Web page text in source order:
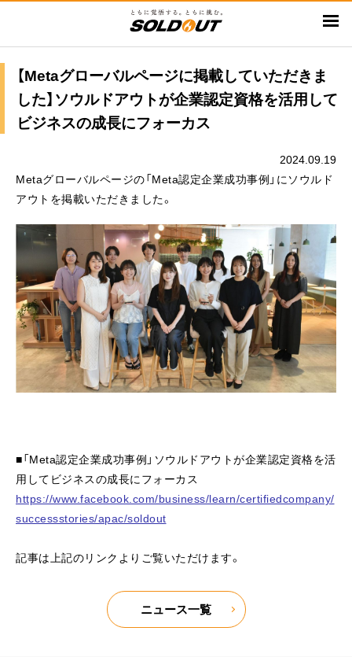
ン
【Metaグローバルページに掲載していただきま
した】ソウルドアウトが企業認定資格を活用して
ビジネスの成長にフォーカス
2024.09.19
Metaグローバルページの「Meta認定企業成功事例」にソウルド
アウトを掲載いただきました。
■「Meta認定企業成功事例」ソウルドアウトが企業認定資格を活
用してビジネスの成長にフォーカス
https://www.facebook.com/business/learn/certifiedcompany/
successstories/apac/soldout
記事は上記のリンクよりご覧いただけます。
ニュース一覧